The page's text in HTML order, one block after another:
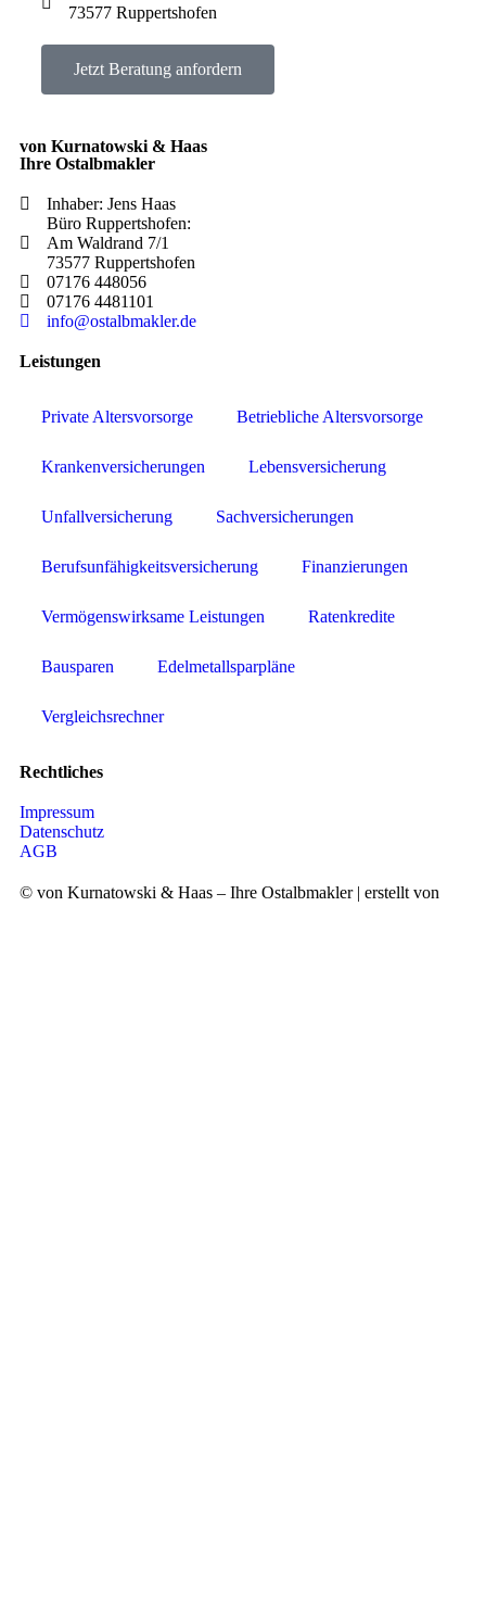
73577 Ruppertshofen
Jetzt Beratung anfordern
von Kurnatowski & Haas
Ihre Ostalbmakler
Inhaber: Jens Haas
Büro Ruppertshofen:
Am Waldrand 7/1
73577 Ruppertshofen
07176 448056
07176 4481101
info@ostalbmakler.de
Leistungen
Private Altersvorsorge Betriebliche Altersvorsorge
Krankenversicherungen Lebensversicherung
Unfallversicherung Sachversicherungen
Berufsunfähigkeitsversicherung Finanzierungen
Vermögenswirksame Leistungen Ratenkredite
Bausparen Edelmetallsparpläne
Vergleichsrechner
Rechtliches
Impressum
Datenschutz
AGB
© von Kurnatowski & Haas – Ihre Ostalbmakler | erstellt von